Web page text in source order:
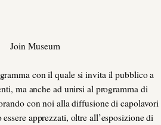
Join Museum
con il quale si invita il pubblico a
ma anche ad unirsi al programma di
con noi alla diffusione di capolavori
apprezzati, oltre all’esposizione di